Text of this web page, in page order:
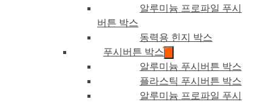
알루미늄 프로파일 푸시
버튼 박스
동력용 힌지 박스
푸시버튼 박스
알루미늄 푸시버튼 박스
플라스틱 푸시버튼 박스
알루미늄 프로파일 푸시